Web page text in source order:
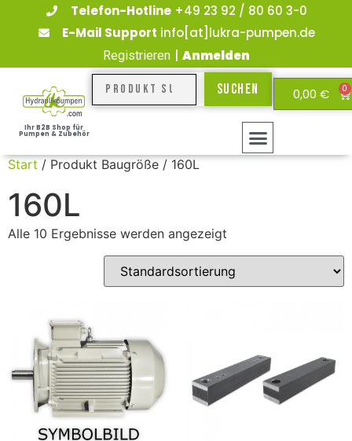
Telefon-Hotline+49 23 92 / 80 60 3-0
E-Mail Support info[at]lukra-pumpen.de
Registrieren Anmelden
Ihr B2B Shop für
Pumpen & Zubehör
Suchen 0,00 € 0
Start / Produkt Baugröße / 160L
160L
Alle 10 Ergebnisse werden angezeigt